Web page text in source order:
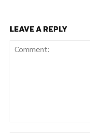
LEAVE A REPLY